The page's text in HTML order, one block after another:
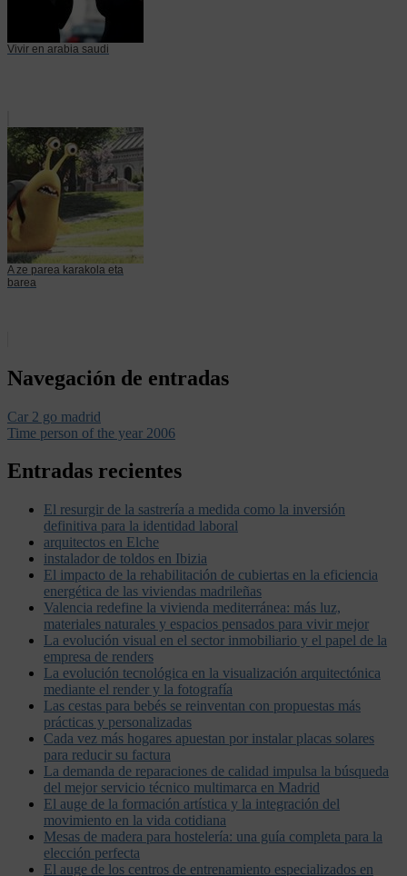
Vivir en arabia saudi
A ze parea karakola eta
barea
Navegación de entradas
Car 2 go madrid
Time person of the year 2006
Entradas recientes
El resurgir de la sastrería a medida como la inversión
definitiva para la identidad laboral
arquitectos en Elche
instalador de toldos en Ibizia
El impacto de la rehabilitación de cubiertas en la eficiencia
energética de las viviendas madrileñas
Valencia redefine la vivienda mediterránea: más luz,
materiales naturales y espacios pensados para vivir mejor
La evolución visual en el sector inmobiliario y el papel de la
empresa de renders
La evolución tecnológica en la visualización arquitectónica
mediante el render y la fotografía
Las cestas para bebés se reinventan con propuestas más
prácticas y personalizadas
Cada vez más hogares apuestan por instalar placas solares
para reducir su factura
La demanda de reparaciones de calidad impulsa la búsqueda
del mejor servicio técnico multimarca en Madrid
El auge de la formación artística y la integración del
movimiento en la vida cotidiana
Mesas de madera para hostelería: una guía completa para la
elección perfecta
El auge de los centros de entrenamiento especializados en